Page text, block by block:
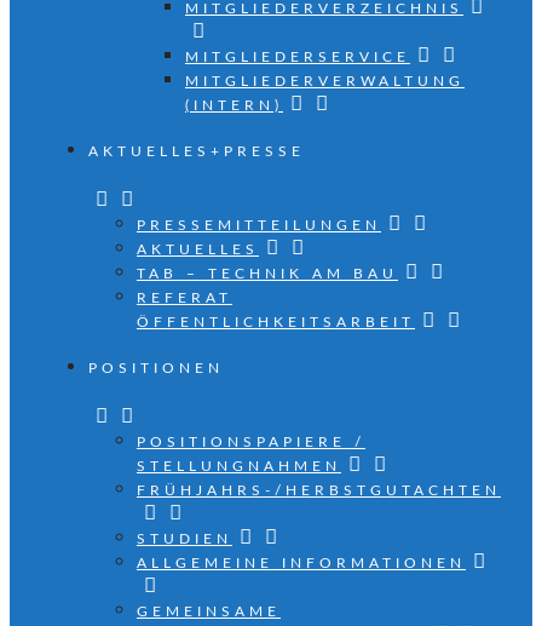
MITGLIEDERVERZEICHNIS
MITGLIEDERSERVICE
MITGLIEDERVERWALTUNG
(INTERN)
AKTUELLES+PRESSE
PRESSEMITTEILUNGEN
AKTUELLES
TAB – TECHNIK AM BAU
REFERAT
ÖFFENTLICHKEITSARBEIT
POSITIONEN
POSITIONSPAPIERE /
STELLUNGNAHMEN
FRÜHJAHRS-/HERBSTGUTACHTEN
STUDIEN
ALLGEMEINE INFORMATIONEN
GEMEINSAME